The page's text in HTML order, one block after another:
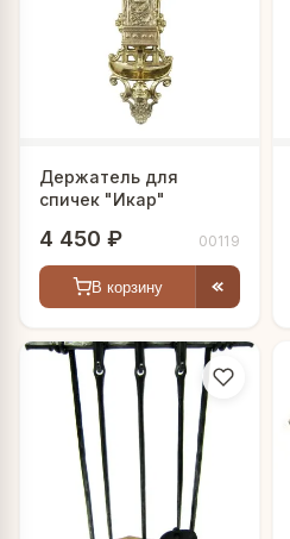
Держатель для
спичек "Икар"
4 450 ₽ 00119
В корзину